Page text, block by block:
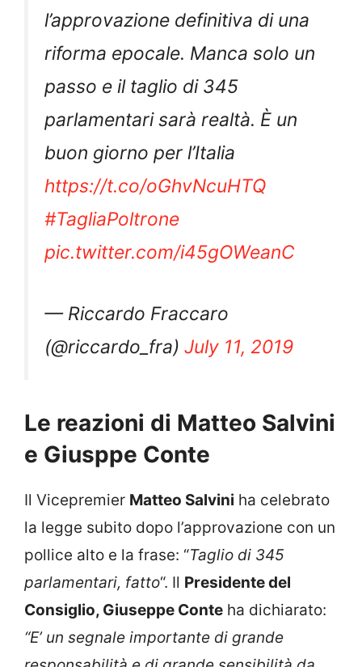
l’approvazione definitiva di una
riforma epocale. Manca solo un
passo e il taglio di 345
parlamentari sarà realtà. È un
buon giorno per l’Italia
https://t.co/oGhvNcuHTQ
#TagliaPoltrone
pic.twitter.com/i45gOWeanC
— Riccardo Fraccaro
(@riccardo_fra) July 11, 2019
Le reazioni di Matteo Salvini
e Giusppe Conte
Il Vicepremier Matteo Salvini ha celebrato
la legge subito dopo l’approvazione con un
pollice alto e la frase: “Taglio di 345
parlamentari, fatto“. Il Presidente del
Consiglio, Giuseppe Conte ha dichiarato:
“E’ un segnale importante di grande